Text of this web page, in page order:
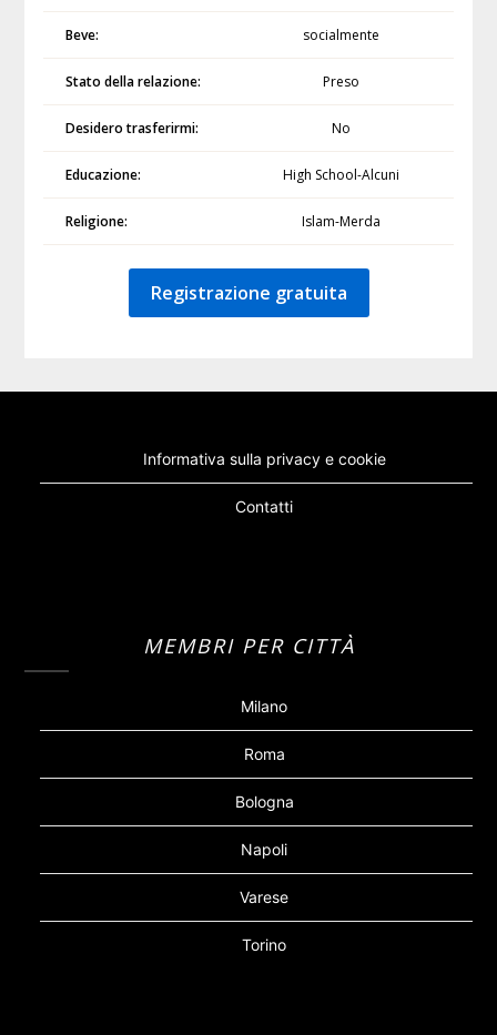
Beve: socialmente
Stato della relazione: Preso
Desidero trasferirmi: No
Educazione: High School-Alcuni
Religione: Islam-Merda
Registrazione gratuita
Informativa sulla privacy e cookie
Contatti
MEMBRI PER CITTÀ
Milano
Roma
Bologna
Napoli
Varese
Torino